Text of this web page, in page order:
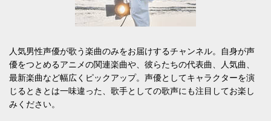
人気男性声優が歌う楽曲のみをお届けするチャンネル。自身が声
優をつとめるアニメの関連楽曲や、彼らたちの代表曲、人気曲、
最新楽曲など幅広くピックアップ。声優としてキャラクターを演
じるときとは一味違った、歌手としての歌声にも注目してお楽し
みください。